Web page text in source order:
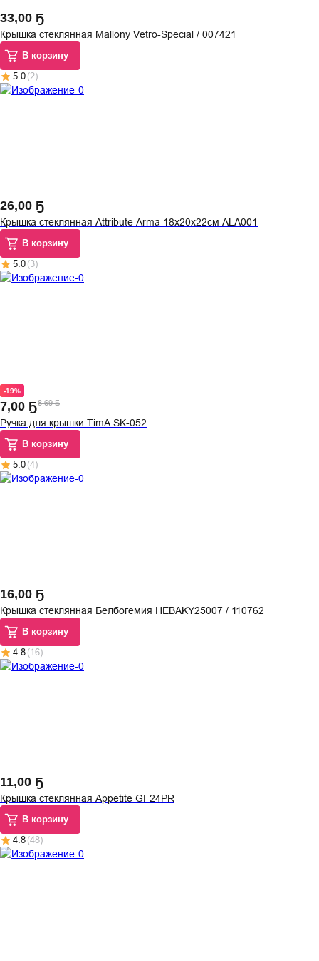
33,00 Ҕ
Крышка стеклянная Mallony Vetro-Special / 007421
В корзину
5.0 (2)
26,00 Ҕ
Крышка стеклянная Attribute Arma 18х20х22см ALA001
В корзину
5.0 (3)
-19%
7,00 Ҕ8,69 Ҕ
Ручка для крышки TimA SK-052
В корзину
5.0 (4)
16,00 Ҕ
Крышка стеклянная Белбогемия HEBAKY25007 / 110762
В корзину
4.8 (16)
11,00 Ҕ
Крышка стеклянная Appetite GF24PR
В корзину
4.8 (48)